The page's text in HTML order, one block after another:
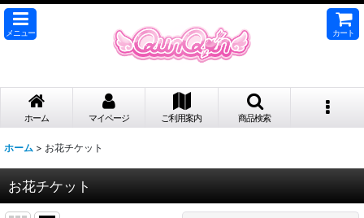
メニュー カート
ホーム マイページ ご利用案内 商品検索
ホーム > お花チケット
お花チケット